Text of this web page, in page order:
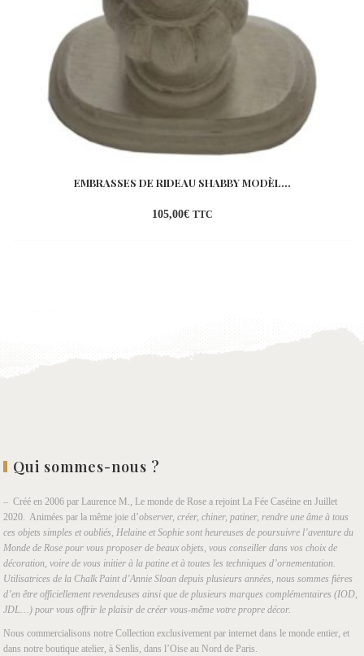
EMBRASSES DE RIDEAU SHABBY MODÈL...
105,00€ TTC
Qui sommes-nous ?
– Créé en 2006 par Laurence M., Le monde de Rose a rejoint La Fée Caséine en Juillet
2020. Animées par la même joie d’observer, créer, chiner, patiner, rendre une âme à tous
ces objets simples et oubliés, Helaine et Sophie sont heureuses de poursuivre l’aventure du
Monde de Rose pour vous proposer de beaux objets, vous conseiller dans vos choix de
décoration, voire de vous initier à la patine et à toutes les techniques d’ornementation.
Utilisatrices de la Chalk Paint d’Annie Sloan depuis plusieurs années, nous sommes fières
d’en être officiellement revendeuses ainsi que de plusieurs marques complémentaires (IOD,
JDL…) pour vous offrir le plaisir de créer vous-même votre propre décor.
Nous commercialisons notre Collection exclusivement par internet dans le monde entier, et
dans notre boutique atelier, à Senlis, dans l’Oise au Nord de Paris.